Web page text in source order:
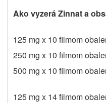
Ako vyzerá Zinnat a
125 mg x 10 filmom
250 mg x 10 filmom
500 mg x 10 filmom
125 mg x 14 filmom